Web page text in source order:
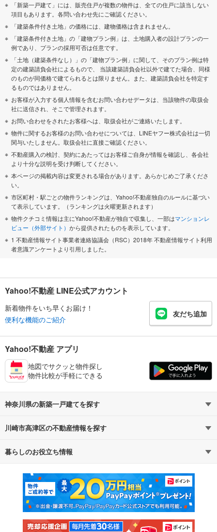
「新築一戸建て」には、販売住戸が複数の物件は、全ての住戸に該当しない
項目もあります。各問い合わせ先にご確認ください。
「建築条件付き土地」の価格には、建物価格は含まれません。
「建築条件付き土地」の「建物プラン例」は、土地購入者の設計プランの一
例であり、プランの採用可否は任意です。
「土地（建築条件なし）」の「建物プラン例」に関して、そのプラン例は特
定の建築請負会社によるもので、 当該建築請負会社以外で建てた場合、同様
のものが同価格で建てられるとは限りません。また、建築請負会社を特定す
るものではありません。
お客様が入力する個人情報を含むお問い合わせデータは、当該物件の取扱会
社に送信され、そこで管理されます。
お問い合わせをされたお客様へは、取扱会社がご連絡いたします。
物件に関するお客様のお問い合わせについては、LINEヤフー株式会社は一切
関与いたしません。取扱会社に直接ご確認ください。
不動産購入の検討、契約にあたってはお客様ご自身が情報を確認し、各会社
より十分な説明を受け判断してください。
本ページの掲載内容は変更される場合があります。あらかじめご了承くださ
い。
市区町村・駅ごとの物件ランキングは、Yahoo!不動産独自のルールに基づい
て表示しています。（ランキングは火曜更新されます）
物件クチコミ情報は主にYahoo!不動産が独自で収集し、一部はマンションレ
ビュー（外部サイト） から提供されたものを表示しています。
1 不動産情報サイト事業者連絡協議会（RSC）2018年 不動産情報サイト利用
者意識アンケートより引用しました。
Yahoo!不動産 LINE公式アカウント
新着物件をいち早くお届け！
便利な機能のご紹介
友だち追加
Yahoo!不動産 アプリ
地図でサクッと物件探し
物件比較が手軽にできる
神奈川県の新築一戸建てを探す
路線・駅から探す
通勤・通学時間から探す
川崎市高津区の不動産情報を探す
不動産・住宅
新築マンション 中古マンション
新築一戸建て 中古一戸建て
注文住宅 土地
暮らしのお役立ち情報
マンションカタログ 教えて！住まいの先生